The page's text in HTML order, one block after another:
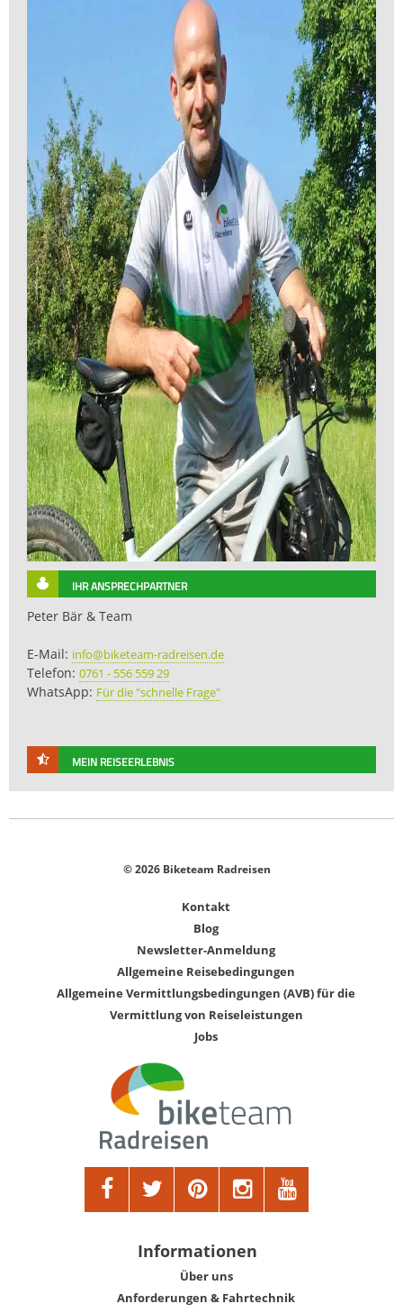
IHR ANSPRECHPARTNER
Peter Bär & Team
E-Mail: info@biketeam-radreisen.de
Telefon: 0761 - 556 559 29
WhatsApp: Für die "schnelle Frage"
MEIN REISEERLEBNIS
© 2026 Biketeam Radreisen
Kontakt
Blog
Newsletter-Anmeldung
Allgemeine Reisebedingungen
Allgemeine Vermittlungsbedingungen (AVB) für die
Vermittlung von Reiseleistungen
Jobs
Informationen
Über uns
Anforderungen & Fahrtechnik